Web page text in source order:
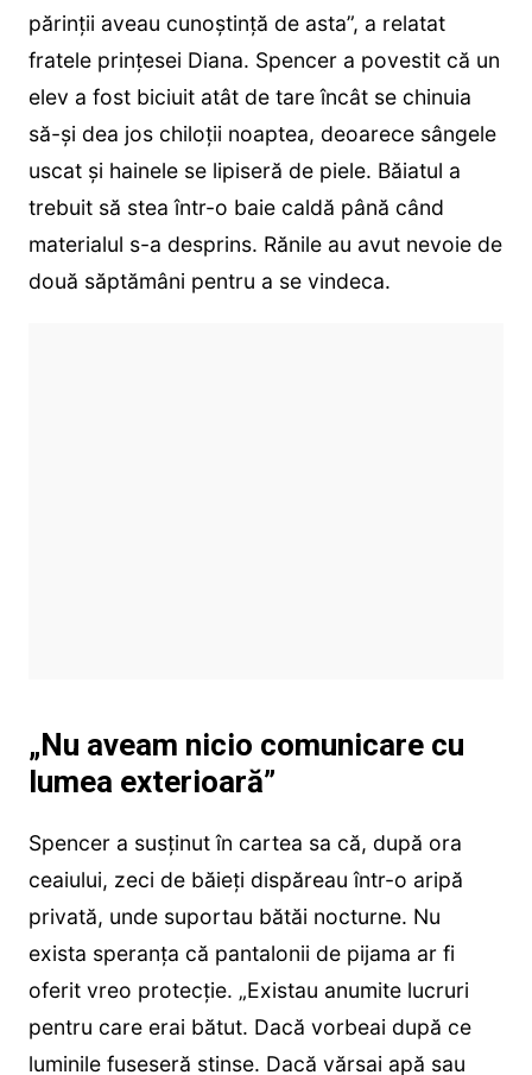
părinții aveau cunoștință de asta”, a relatat
fratele prințesei Diana. Spencer a povestit că un
elev a fost biciuit atât de tare încât se chinuia
să-și dea jos chiloții noaptea, deoarece sângele
uscat și hainele se lipiseră de piele. Băiatul a
trebuit să stea într-o baie caldă până când
materialul s-a desprins. Rănile au avut nevoie de
două săptămâni pentru a se vindeca.
„Nu aveam nicio comunicare cu
lumea exterioară”
Spencer a susținut în cartea sa că, după ora
ceaiului, zeci de băieți dispăreau într-o aripă
privată, unde suportau bătăi nocturne. Nu
exista speranța că pantalonii de pijama ar fi
oferit vreo protecție. „Existau anumite lucruri
pentru care erai bătut. Dacă vorbeai după ce
luminile fuseseră stinse. Dacă vărsai apă sau